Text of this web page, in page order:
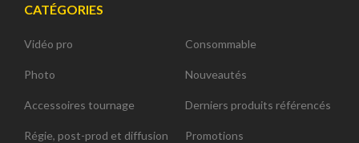
CATÉGORIES
Vidéo pro
Photo
Accessoires tournage
Régie, post-prod et diffusion
Consommable
Nouveautés
Derniers produits référencés
Promotions